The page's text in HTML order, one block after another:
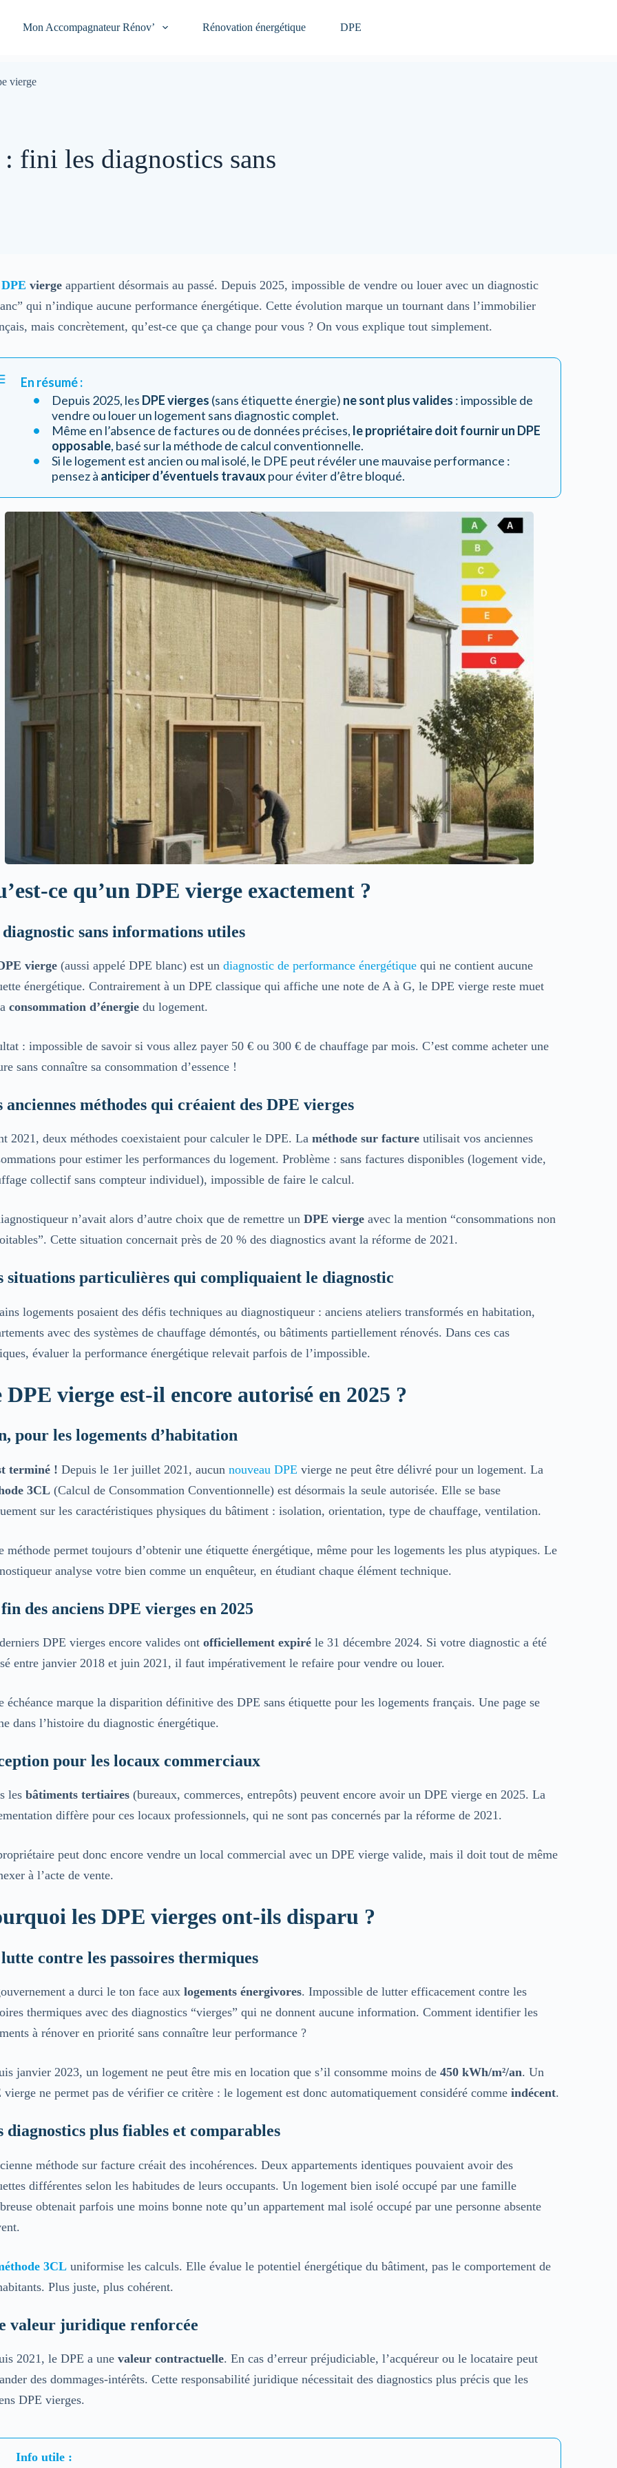
Mon Accompagnateur Rénov’ Rénovation énergétique DPE
vierge
fini les diagnostics sans
DPE viergeappartient désormais au passé. Depuis 2025, impossible de vendre ou louer avec un diagnostic
qui n’indique aucune performance énergétique. Cette évolution marque un tournant dans l’immobilier
mais concrètement, qu’est-ce que ça change pour vous ? On vous explique tout simplement.
En résumé :
Depuis 2025, les DPE vierges (sans étiquette énergie) ne sont plus valides : impossible de
vendre ou louer un logement sans diagnostic complet.
Même en l’absence de factures ou de données précises, le propriétaire doit fournir un DPE
opposable, basé sur la méthode de calcul conventionnelle.
Si le logement est ancien ou mal isolé, le DPE peut révéler une mauvaise performance :
pensez à anticiper d’éventuels travauxpour éviter d’être bloqué.
ce qu’un DPE vierge exactement ?
sans informations utiles
vierge(aussi appelé DPE blanc) est un diagnostic de performance énergétiquequi ne contient aucune
énergétique. Contrairement à un DPE classique qui affiche une note de A à G, le DPE vierge reste muet
consommation d’énergiedu logement.
: impossible de savoir si vous allez payer 50 € ou 300 € de chauffage par mois. C’est comme acheter une
sans connaître sa consommation d’essence !
anciennes méthodes qui créaient des DPE vierges
2021, deux méthodes coexistaient pour calculer le DPE. La méthode sur factureutilisait vos anciennes
pour estimer les performances du logement. Problème : sans factures disponibles (logement vide,
collectif sans compteur individuel), impossible de faire le calcul.
n’avait alors d’autre choix que de remettre un DPE viergeavec la mention “consommations non
Cette situation concernait près de 20 % des diagnostics avant la réforme de 2021.
situations particulières qui compliquaient le diagnostic
logements posaient des défis techniques au diagnostiqueur : anciens ateliers transformés en habitation,
avec des systèmes de chauffage démontés, ou bâtiments partiellement rénovés. Dans ces cas
évaluer la performance énergétique relevait parfois de l’impossible.
DPE vierge est-il encore autorisé en 2025 ?
pour les logements d’habitation
terminé ! Depuis le 1er juillet 2021, aucun nouveau DPE vierge ne peut être délivré pour un logement. La
3CL(Calcul de Consommation Conventionnelle) est désormais la seule autorisée. Elle se base
sur les caractéristiques physiques du bâtiment : isolation, orientation, type de chauffage, ventilation.
méthode permet toujours d’obtenir une étiquette énergétique, même pour les logements les plus atypiques. Le
analyse votre bien comme un enquêteur, en étudiant chaque élément technique.
des anciens DPE vierges en 2025
DPE vierges encore valides ont officiellement expiréle 31 décembre 2024. Si votre diagnostic a été
entre janvier 2018 et juin 2021, il faut impérativement le refaire pour vendre ou louer.
échéance marque la disparition définitive des DPE sans étiquette pour les logements français. Une page se
dans l’histoire du diagnostic énergétique.
pour les locaux commerciaux
les bâtiments tertiaires(bureaux, commerces, entrepôts) peuvent encore avoir un DPE vierge en 2025. La
diffère pour ces locaux professionnels, qui ne sont pas concernés par la réforme de 2021.
peut donc encore vendre un local commercial avec un DPE vierge valide, mais il doit tout de même
à l’acte de vente.
les DPE vierges ont-ils disparu ?
contre les passoires thermiques
a durci le ton face aux logements énergivores. Impossible de lutter efficacement contre les
thermiques avec des diagnostics “vierges” qui ne donnent aucune information. Comment identifier les
à rénover en priorité sans connaître leur performance ?
janvier 2023, un logement ne peut être mis en location que s’il consomme moins de 450 kWh/m²/an. Un
vierge ne permet pas de vérifier ce critère : le logement est donc automatiquement considéré comme indécent.
diagnostics plus fiables et comparables
méthode sur facture créait des incohérences. Deux appartements identiques pouvaient avoir des
différentes selon les habitudes de leurs occupants. Un logement bien isolé occupé par une famille
obtenait parfois une moins bonne note qu’un appartement mal isolé occupé par une personne absente
3CLuniformise les calculs. Elle évalue le potentiel énergétique du bâtiment, pas le comportement de
Plus juste, plus cohérent.
valeur juridique renforcée
2021, le DPE a une valeur contractuelle. En cas d’erreur préjudiciable, l’acquéreur ou le locataire peut
des dommages-intérêts. Cette responsabilité juridique nécessitait des diagnostics plus précis que les
DPE vierges.
Info utile :